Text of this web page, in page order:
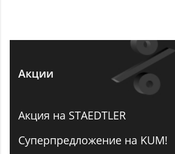
Акции
Акция на STAEDTLER
Суперпредложение на KUM!